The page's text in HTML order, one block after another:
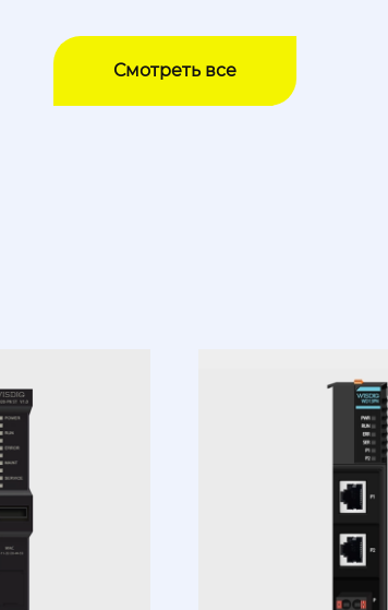
Смотреть все